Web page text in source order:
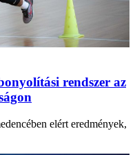
rendszer az
elért eredmények,